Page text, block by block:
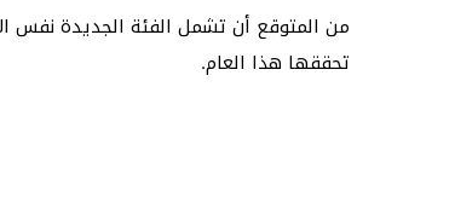
تحققها هذا العام.